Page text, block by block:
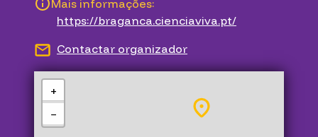
Mais informações:
https://braganca.cienciaviva.pt/
Contactar organizador
+
−